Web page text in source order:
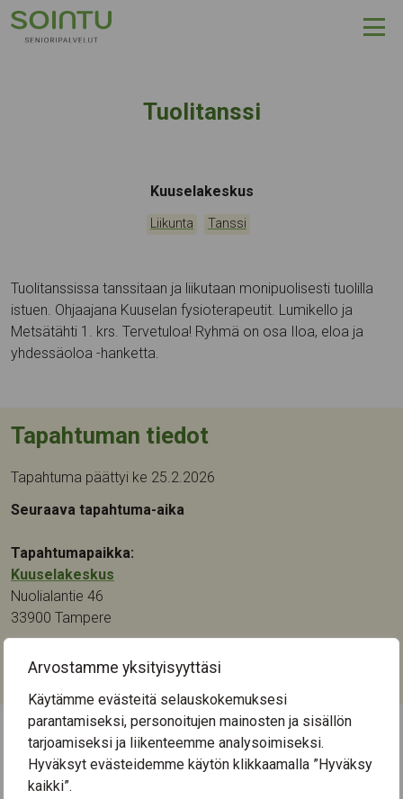
Arvostamme yksityisyyttäsi
Käytämme evästeitä selauskokemuksesi
parantamiseksi, personoitujen mainosten ja sisällön
tarjoamiseksi ja liikenteemme analysoimiseksi.
Hyväksyt evästeidemme käytön klikkaamalla ”Hyväksy
kaikki”.
Hyppää sisältöön
Tuolitanssi
Tapahtumapaikka:
Kuuselakeskus
Kategoriat:
Liikunta Tanssi
Tuolitanssissa tanssitaan ja liikutaan monipuolisesti tuolilla
istuen. Ohjaajana Kuuselan fysioterapeutit. Lumikello ja
Metsätähti 1. krs. Tervetuloa! Ryhmä on osa Iloa, eloa ja
yhdessäoloa -hanketta.
Tapahtuman tiedot
Tapahtuma päättyi ke 25.2.2026
Seuraava tapahtuma-aika
Tapahtumapaikka:
Kuuselakeskus
Nuolialantie 46
33900 Tampere
Kategoriat:
← Näytä kaikki tapahtumat